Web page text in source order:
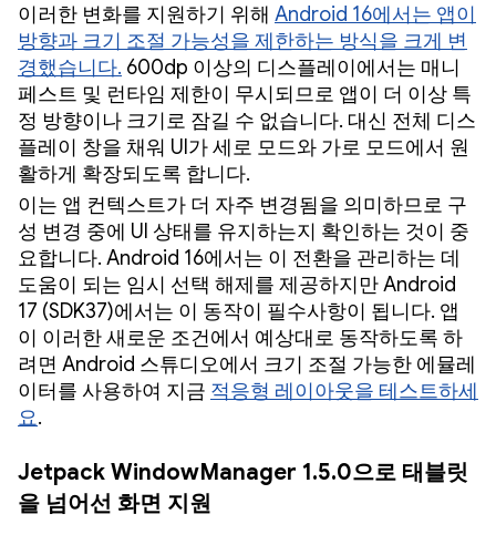
이러한 변화를 지원하기 위해 Android 16에서는 앱이
방향과 크기 조절 가능성을 제한하는 방식을 크게 변
경했습니다. 600dp 이상의 디스플레이에서는 매니
페스트 및 런타임 제한이 무시되므로 앱이 더 이상 특
정 방향이나 크기로 잠길 수 없습니다. 대신 전체 디스
플레이 창을 채워 UI가 세로 모드와 가로 모드에서 원
활하게 확장되도록 합니다.
이는 앱 컨텍스트가 더 자주 변경됨을 의미하므로 구
성 변경 중에 UI 상태를 유지하는지 확인하는 것이 중
요합니다. Android 16에서는 이 전환을 관리하는 데
도움이 되는 임시 선택 해제를 제공하지만 Android
17 (SDK37)에서는 이 동작이 필수사항이 됩니다. 앱
이 이러한 새로운 조건에서 예상대로 동작하도록 하
려면 Android 스튜디오에서 크기 조절 가능한 에뮬레
이터를 사용하여 지금 적응형 레이아웃을 테스트하세
요.
Jetpack WindowManager 1.5.0으로 태블릿
을 넘어선 화면 지원